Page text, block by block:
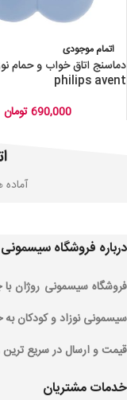
اتمام موجودی
دماسنج اتاق خواب و حمام
philips avent
690,000تومان
درباره فروشگاه
فروشگاه سیسمونی روژان
سیسمونی نوزاد و کودکان به
قیمت و ارسال در سریع
خدمات مشتریان